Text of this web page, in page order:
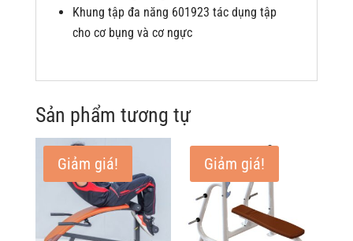
Khung tập đa năng 601923 tác dụng tập
cho cơ bụng và cơ ngực
Sản phẩm tương tự
Giảm giá! Giảm giá!